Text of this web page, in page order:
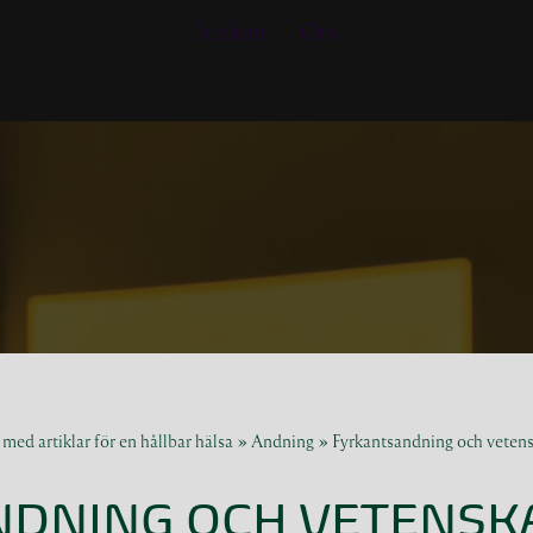
Insikter Om
artiklar för en hållbar hälsa » Andning» Fyrkantsandning och
OCH